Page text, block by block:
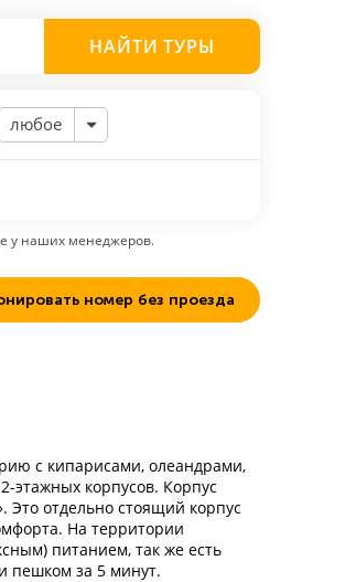
НАЙТИ ТУРЫ
любое
у наших менеджеров.
номер без проезда
с кипарисами, олеандрами,
этажных корпусов. Корпус
Это отдельно стоящий корпус
На территории
питанием, так же есть
пешком за 5 минут.